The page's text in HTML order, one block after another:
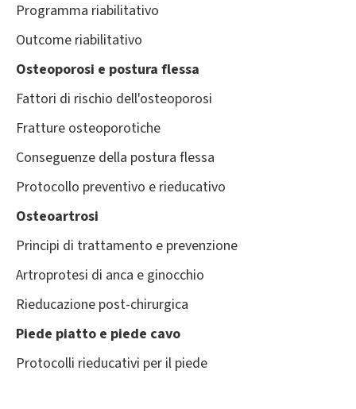
Programma riabilitativo
Outcome riabilitativo
Osteoporosi e postura flessa
Fattori di rischio dell'osteoporosi
Fratture osteoporotiche
Conseguenze della postura flessa
Protocollo preventivo e rieducativo
Osteoartrosi
Principi di trattamento e prevenzione
Artroprotesi di anca e ginocchio
Rieducazione post-chirurgica
Piede piatto e piede cavo
Protocolli rieducativi per il piede